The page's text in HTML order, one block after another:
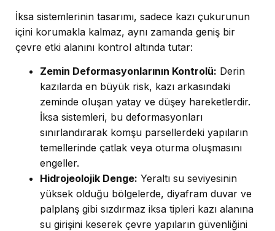
İksa sistemlerinin tasarımı, sadece kazı çukurunun
içini korumakla kalmaz, aynı zamanda geniş bir
çevre etki alanını kontrol altında tutar:
Zemin Deformasyonlarının Kontrolü: Derin
kazılarda en büyük risk, kazı arkasındaki
zeminde oluşan yatay ve düşey hareketlerdir.
İksa sistemleri, bu deformasyonları
sınırlandırarak komşu parsellerdeki yapıların
temellerinde çatlak veya oturma oluşmasını
engeller.
Hidrojeolojik Denge: Yeraltı su seviyesinin
yüksek olduğu bölgelerde, diyafram duvar ve
palplanş gibi sızdırmaz iksa tipleri kazı alanına
su girişini keserek çevre yapıların güvenliğini